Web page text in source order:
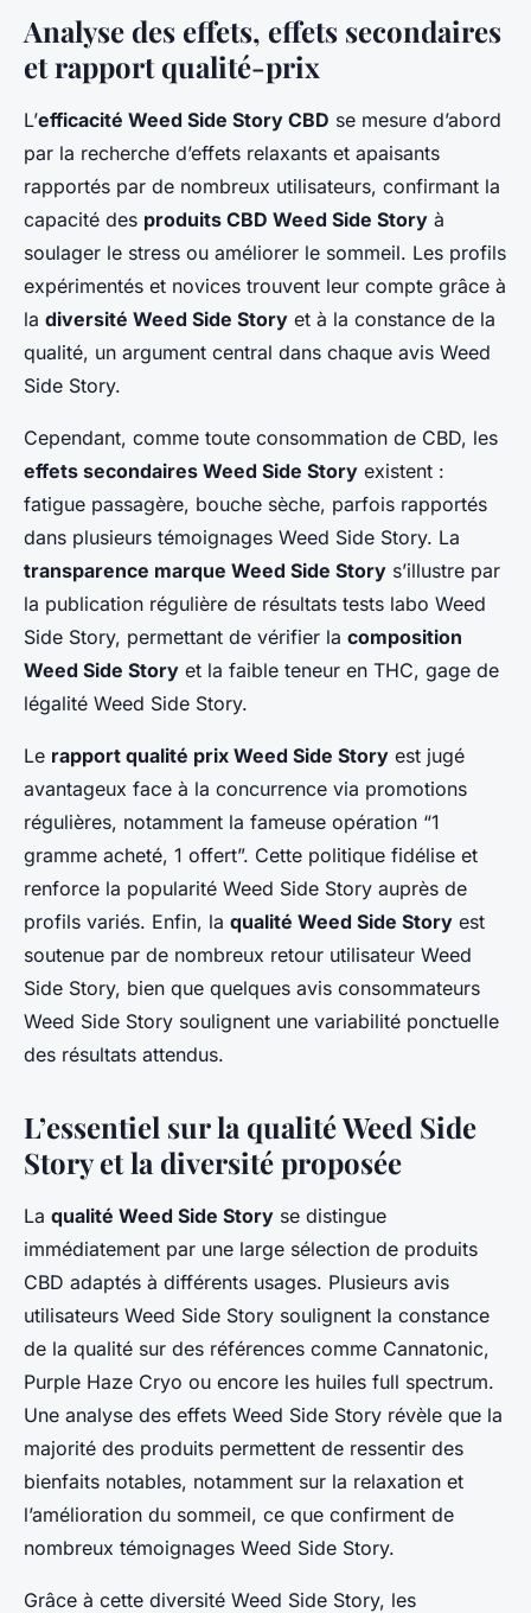
Analyse des effets, effets secondaires
et rapport qualité-prix
L’efficacité Weed Side Story CBD se mesure d’abord
par la recherche d’effets relaxants et apaisants
rapportés par de nombreux utilisateurs, confirmant la
capacité des produits CBD Weed Side Story à
soulager le stress ou améliorer le sommeil. Les profils
expérimentés et novices trouvent leur compte grâce à
la diversité Weed Side Story et à la constance de la
qualité, un argument central dans chaque avis Weed
Side Story.
Cependant, comme toute consommation de CBD, les
effets secondaires Weed Side Story existent :
fatigue passagère, bouche sèche, parfois rapportés
dans plusieurs témoignages Weed Side Story. La
transparence marque Weed Side Story s’illustre par
la publication régulière de résultats tests labo Weed
Side Story, permettant de vérifier la composition
Weed Side Story et la faible teneur en THC, gage de
légalité Weed Side Story.
Le rapport qualité prix Weed Side Story est jugé
avantageux face à la concurrence via promotions
régulières, notamment la fameuse opération “1
gramme acheté, 1 offert”. Cette politique fidélise et
renforce la popularité Weed Side Story auprès de
profils variés. Enfin, la qualité Weed Side Story est
soutenue par de nombreux retour utilisateur Weed
Side Story, bien que quelques avis consommateurs
Weed Side Story soulignent une variabilité ponctuelle
des résultats attendus.
L’essentiel sur la qualité Weed Side
Storyet la diversité proposée
La qualité Weed Side Story se distingue
immédiatement par une large sélection de produits
CBD adaptés à différents usages. Plusieurs avis
utilisateurs Weed Side Story soulignent la constance
de la qualité sur des références comme Cannatonic,
Purple Haze Cryo ou encore les huiles full spectrum.
Une analyse des effets Weed Side Story révèle que la
majorité des produits permettent de ressentir des
bienfaits notables, notamment sur la relaxation et
l’amélioration du sommeil, ce que confirment de
nombreux témoignages Weed Side Story.
Grâce à cette diversité Weed Side Story, les